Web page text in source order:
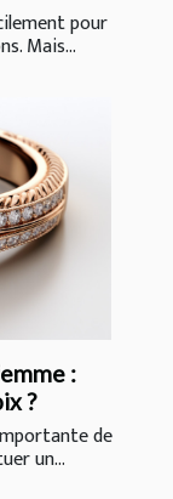
pour
Mais...
:
?
de
un...